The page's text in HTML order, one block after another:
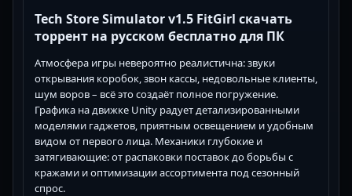
Tech Store Simulator v1.5 FitGirl скачать
торрент на русском бесплатно для ПК
Атмосфера игры невероятно реалистична: звуки
открывания коробок, звон кассы, недовольные клиенты,
шум воров – всё это создаёт полное погружение.
Графика на движке Unity радует детализированными
моделями гаджетов, приятным освещением и удобным
видом от первого лица. Механики глубокие и
затягивающие: от распаковки поставок до борьбы с
кражами и оптимизации ассортимента под сезонный
спрос.